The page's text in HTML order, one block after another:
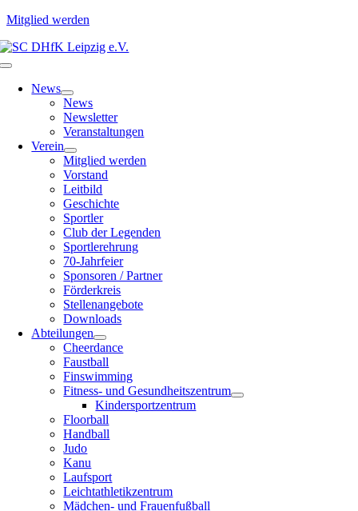
Mitglied werden
Zum
Inhalt
Toggle
NavigationNews
News
Newsletter
Veranstaltungen
Verein
Mitglied werden
Vorstand
Leitbild
Geschichte
Sportler
Club der Legenden
Sportlerehrung
70-Jahrfeier
Sponsoren / Partner
Förderkreis
Stellenangebote
Downloads
Abteilungen
Cheerdance
Faustball
Finswimming
Fitness- und Gesundheitszentrum
Kindersportzentrum
Floorball
Handball
Judo
Kanu
Laufsport
Leichtathletikzentrum
Mädchen- und Frauenfußball